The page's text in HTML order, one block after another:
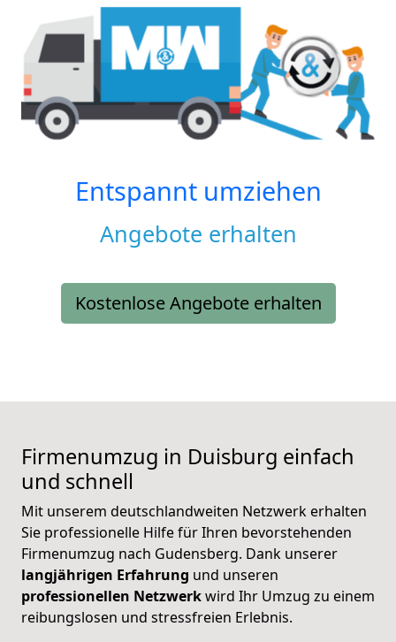
Entspannt umziehen
Angebote erhalten
Kostenlose Angebote erhalten
Firmenumzug in Duisburg einfach
und schnell
Mit unserem deutschlandweiten Netzwerk erhalten
Sie professionelle Hilfe für Ihren bevorstehenden
Firmenumzug nach Gudensberg. Dank unserer
langjährigen Erfahrung und unseren
professionellen Netzwerkwird Ihr Umzug zu einem
reibungslosen und stressfreien Erlebnis.